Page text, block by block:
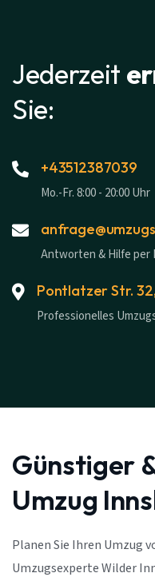
Jederzeit
Sie:
+43512387039
Mo.-Fr. 8:00 - 20:00 Uhr
Antworten & Hilfe per
Pontlatzer Str.
Professionelles
Günstiger
Umzug
Planen Sie Ihren Umzug
Umzugsexperte Wilder